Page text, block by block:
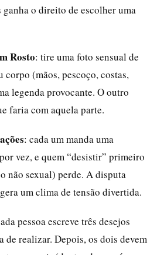
o direito de escolher uma
Rosto: tire uma foto sensual de
corpo (mãos, pescoço, costas,
legenda provocante. O outro
faria com aquela parte.
: cada um manda uma
vez, e quem “desistir” primeiro
não sexual) perde. A disputa
um clima de tensão divertida.
pessoa escreve três desejos
de realizar. Depois, os dois devem